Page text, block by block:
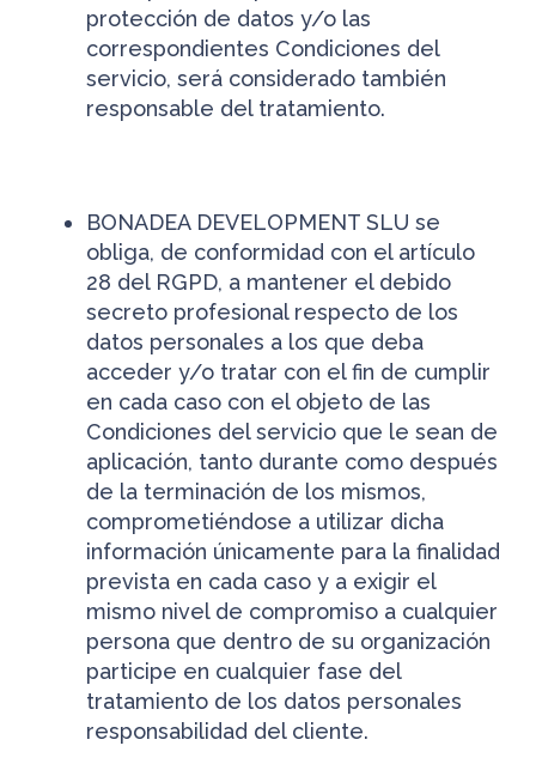
protección de datos y/o las
correspondientes Condiciones del
servicio, será considerado también
responsable del tratamiento.
BONADEA DEVELOPMENT SLU se
obliga, de conformidad con el artículo
28 del RGPD, a mantener el debido
secreto profesional respecto de los
datos personales a los que deba
acceder y/o tratar con el fin de cumplir
en cada caso con el objeto de las
Condiciones del servicio que le sean de
aplicación, tanto durante como después
de la terminación de los mismos,
comprometiéndose a utilizar dicha
información únicamente para la finalidad
prevista en cada caso y a exigir el
mismo nivel de compromiso a cualquier
persona que dentro de su organización
participe en cualquier fase del
tratamiento de los datos personales
responsabilidad del cliente.